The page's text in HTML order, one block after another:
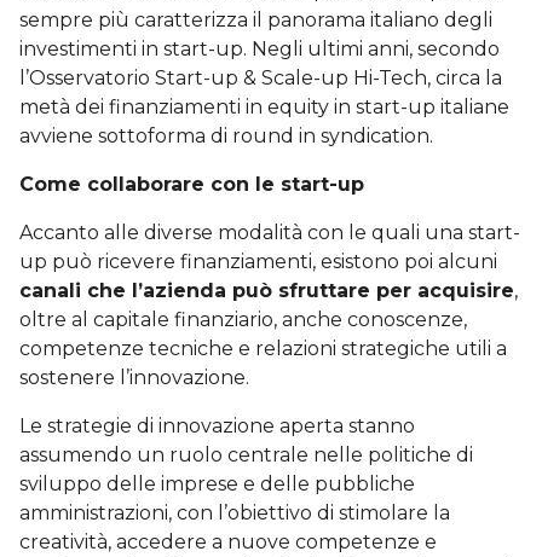
sempre più caratterizza il panorama italiano degli
investimenti in start-up. Negli ultimi anni, secondo
l’Osservatorio Start-up & Scale-up Hi-Tech, circa la
metà dei finanziamenti in equity in start-up italiane
avviene sottoforma di round in syndication.
Come collaborare con le start-up
Accanto alle diverse modalità con le quali una start-
up può ricevere finanziamenti, esistono poi alcuni
canali che l’azienda può sfruttare per acquisire,
oltre al capitale finanziario, anche conoscenze,
competenze tecniche e relazioni strategiche utili a
sostenere l’innovazione.
Le strategie di innovazione aperta stanno
assumendo un ruolo centrale nelle politiche di
sviluppo delle imprese e delle pubbliche
amministrazioni, con l’obiettivo di stimolare la
creatività, accedere a nuove competenze e